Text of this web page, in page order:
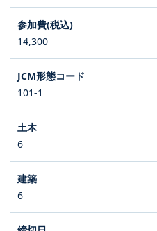
14,300
101-1
6
6